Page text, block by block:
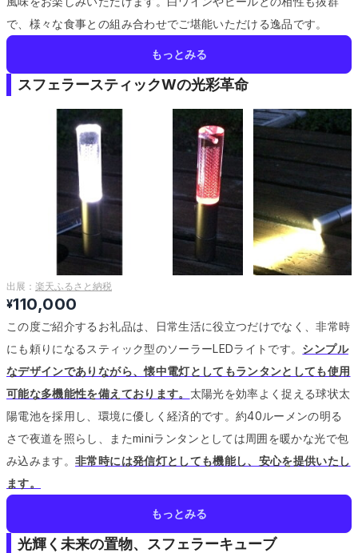
で、様々な食事との組み合わせでご堪能いただける逸品です。
もっとみる
スフェラースティックWの光彩革命
出展： 楽天ふるさと納税
¥110,000
この度ご紹介するお礼品は、日常生活に役立つだけでなく、非常時
にも頼りになるスティック型のソーラーLEDライトです。 シンプル
なデザインでありながら、懐中電灯としてもランタンとしても使用
可能な多機能性を備えております。 太陽光を効率よく捉える球状太
陽電池を採用し、環境に優しく経済的です。 約40ルーメンの明る
さで夜道を照らし、またminiランタンとしては周囲を暖かな光で包
み込みます。非常時には発信灯としても機能し、安心を提供いたし
ます。
もっとみる
光輝く未来の置物、スフェラーキューブ